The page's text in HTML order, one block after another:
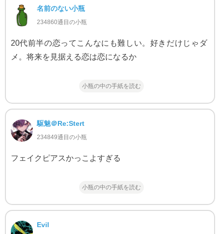
名前のない小瓶
234860通目の小瓶
20代前半の恋ってこんなにも難しい。好きだけじゃダ
メ。将来を見据える恋は恋になるか
小瓶の中の手紙を読む
駆魅＠Re:Stert
234849通目の小瓶
フェイクピアスかっこよすぎる
小瓶の中の手紙を読む
Evil